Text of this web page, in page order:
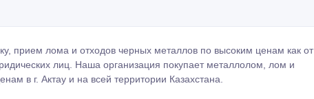
прием лома и отходов черных металлов по высоким ценам как от
лиц. Наша организация покупает металлолом, лом и
в г. Актау и на всей территории Казахстана.